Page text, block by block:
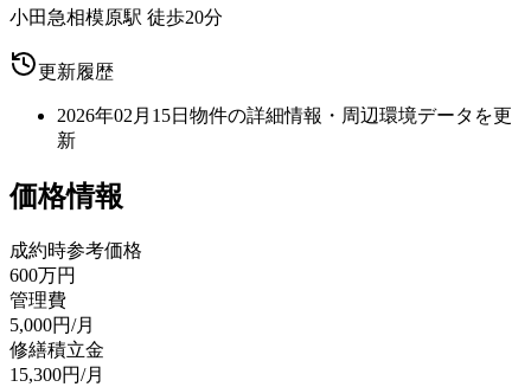
小田急相模原駅 徒歩20分
更新履歴
2026年02月15日 物件の詳細情報・周辺環境データを更
新
価格情報
成約時参考価格
600万円
管理費
5,000円/月
修繕積立金
15,300円/月